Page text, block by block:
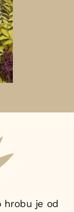
hrobu je od